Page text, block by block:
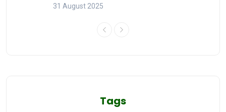
31 August 2025
Tags